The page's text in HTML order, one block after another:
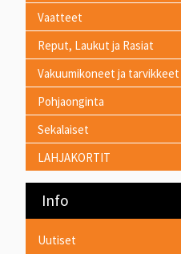
Vaatteet
Reput, Laukut ja Rasiat
Vakuumikoneet ja tarvikkeet
Pohjaonginta
Sekalaiset
LAHJAKORTIT
Info
Uutiset